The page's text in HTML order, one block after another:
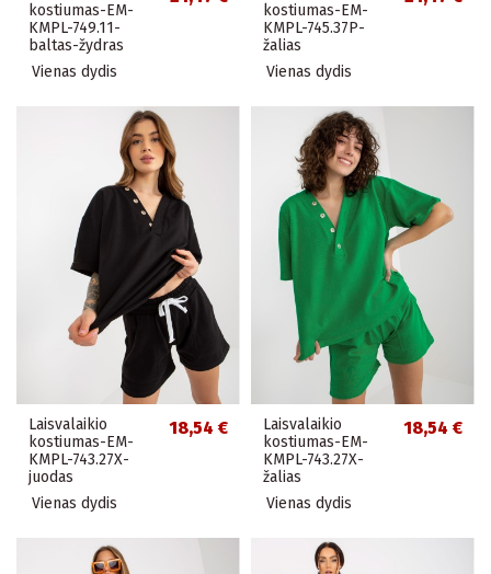
kostiumas-EM-
KMPL-749.11-
baltas-žydras
Vienas dydis
kostiumas-EM-
KMPL-745.37P-
žalias
Vienas dydis
Laisvalaikio
kostiumas-EM-
KMPL-743.27X-
juodas
18,54 €
Vienas dydis
Laisvalaikio
kostiumas-EM-
KMPL-743.27X-
žalias
18,54 €
Vienas dydis